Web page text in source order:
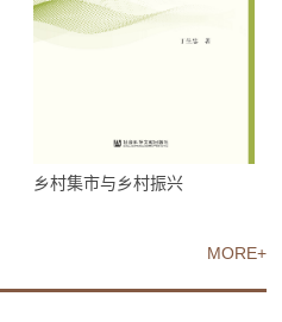
乡村集市与乡村振兴
MORE+